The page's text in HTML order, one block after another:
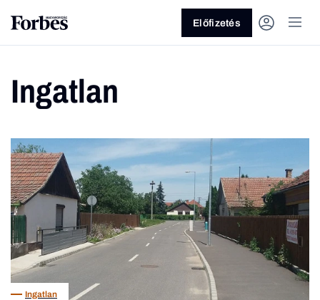
Vagy fedezze fel a következő
témákat
Üzlet Pénz Legyél jobb!
Előfizetés
Ingatlan
Ingatlan